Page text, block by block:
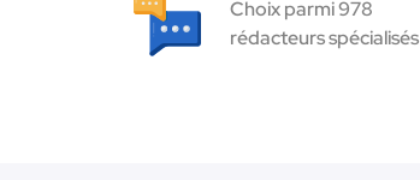
Choix parmi 978
rédacteurs spécialisés